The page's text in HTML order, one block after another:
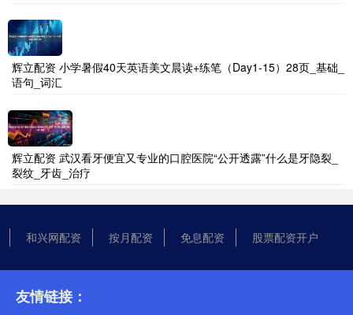
辉立配资 小学暑假40天英语美文晨读+练笔（Day1-15）28页_基础_
语句_词汇
辉立配资 武汉看牙便宜又专业的口腔医院“公开透露”什么是牙隐裂_
裂纹_牙齿_治疗
和兴网配资 按月配资 免息配资 股票配资开户
友情链接：